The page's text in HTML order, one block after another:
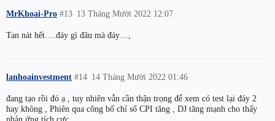
MrKhoai-Pro 13 Tháng Mười 2022 12:07
#13
Tan nát hết….đáy gì đâu mà đáy…,
lanhoainvestment 14 Tháng Mười 2022 01:46
#14
đang tạo rồi đó ạ , tuy nhiên vẫn cần thận trọng để xem có test lại đáy 2
hay không , Phiên qua công bố chỉ số CPI tăng , DJ tăng mạnh cho thấy